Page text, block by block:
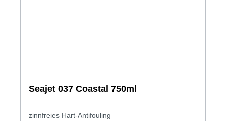
Seajet 037 Coastal 750ml
zinnfreies Hart-Antifouling